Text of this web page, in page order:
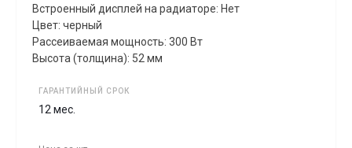
Встроенный дисплей на радиаторе: Нет
Цвет: черный
Рассеиваемая мощность: 300 Вт
Высота (толщина): 52 мм
ГАРАНТИЙНЫЙ СРОК
12 мес.